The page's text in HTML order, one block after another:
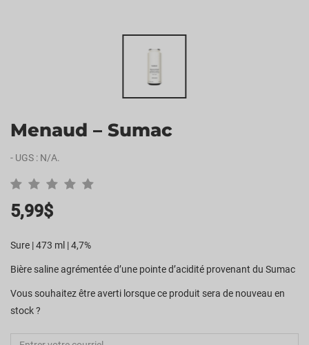
Menaud – Sumac
- UGS : N/A.
5,99$
Sure | 473 ml | 4,7%
Bière saline agrémentée d’une pointe d’acidité provenant du Sumac
Vous souhaitez être averti lorsque ce produit sera de nouveau en
stock ?